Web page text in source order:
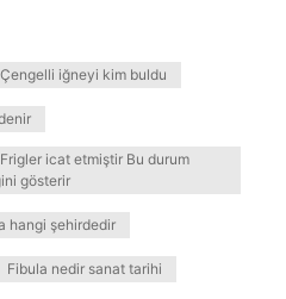
Çengelli iğneyi kim buldu
icat etmiştir Bu durum
gösterir
hangi şehirdedir
Fibula nedir sanat tarihi